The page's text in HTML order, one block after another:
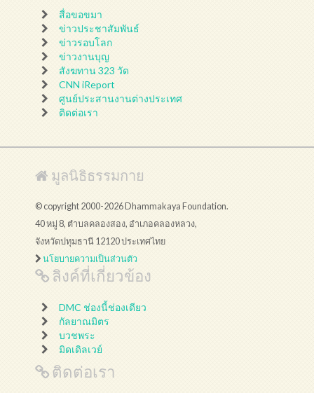
สื่อขอขมา
ข่าวประชาสัมพันธ์
ข่าวรอบโลก
ข่าวงานบุญ
สังฆทาน 323 วัด
CNN iReport
ศูนย์ประสานงานต่างประเทศ
ติดต่อเรา
มูลนิธิธรรมกาย
© copyright 2000-2026 Dhammakaya Foundation.
40 หมู่ 8, ตำบลคลองสอง, อำเภอคลองหลวง,
จังหวัดปทุมธานี 12120 ประเทศไทย
นโยบายความเป็นส่วนตัว
ลิงค์ที่เกี่ยวข้อง
DMC ช่องนี้ช่องเดียว
กัลยาณมิตร
บวชพระ
มิดเดิลเวย์
ติดต่อเรา